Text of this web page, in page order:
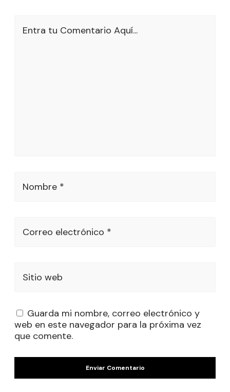
Entra tu Comentario Aquí...
Nombre *
Correo electrónico *
Sitio web
Guarda mi nombre, correo electrónico y
web en este navegador para la próxima vez
que comente.